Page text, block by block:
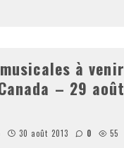
à venir
– 29 août
30 août 2013 0 55